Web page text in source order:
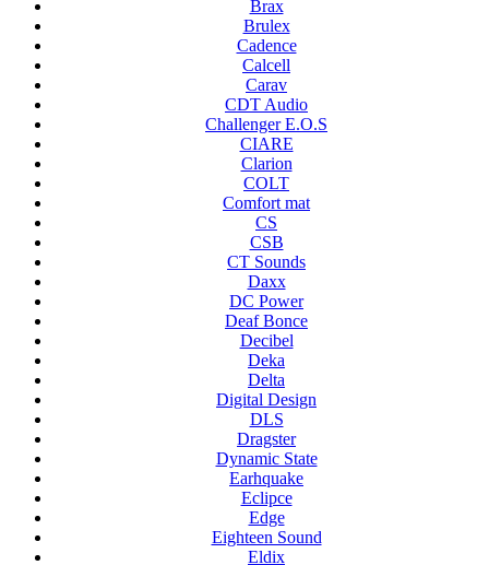
Brax
Brulex
Cadence
Calcell
Carav
CDT Audio
Challenger E.O.S
CIARE
Clarion
COLT
Comfort mat
CS
CSB
CT Sounds
Daxx
DC Power
Deaf Bonce
Decibel
Deka
Delta
Digital Design
DLS
Dragster
Dynamic State
Earhquake
Eclipce
Edge
Eighteen Sound
Eldix